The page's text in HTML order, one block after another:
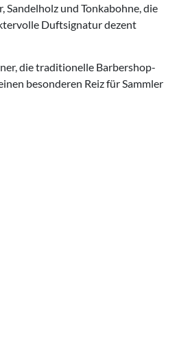
und Tonkabohne, die
Duftsignatur dezent
die traditionelle Barbershop-
besonderen Reiz für Sammler